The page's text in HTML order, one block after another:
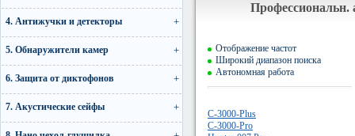
4. Антижучки и детекторы
5. Обнаружители камер
6. Защита от диктофонов
7. Акустические сейфы
Профессиональн.
Отображение частот
Широкий диапазон поиска
Автономная работа
C-3000-Plus
C-3000-Pro